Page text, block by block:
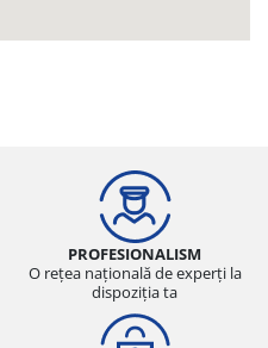
PROFESIONALISM
O rețea națională de experți la
dispoziția ta